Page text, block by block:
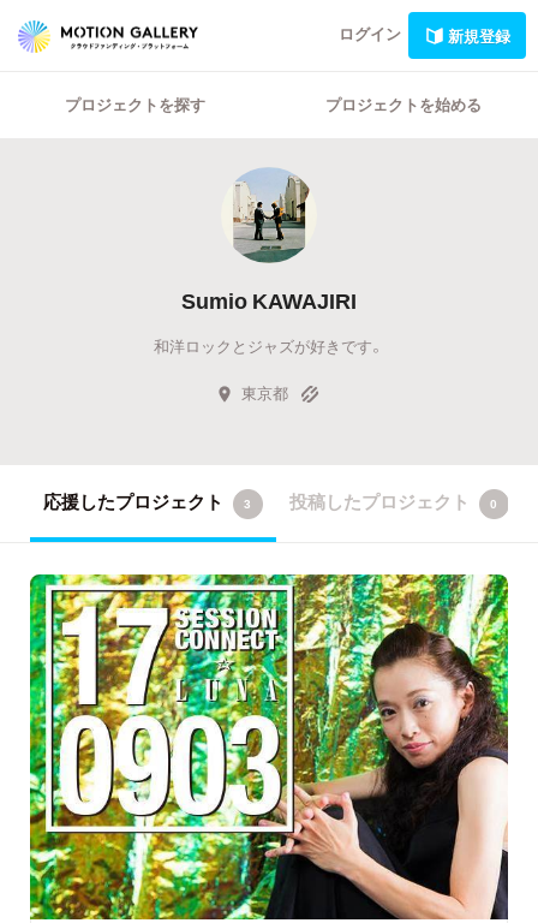
ログイン 新規登録
プロジェクトを探す プロジェクトを始める
Sumio KAWAJIRI
和洋ロックとジャズが好きです。
東京都
応援したプロジェクト 3 投稿したプロジェクト 0